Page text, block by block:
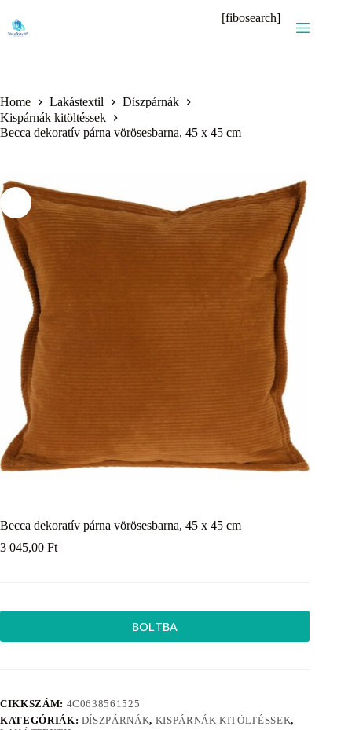
content
[fibosearch]
Home Lakástextil
Díszpárnák
Kispárnák kitöltéssek
Becca dekoratív párna vörösesbarna, 45 x 45 cm
Becca dekoratív párna vörösesbarna, 45 x 45 cm
3 045,00 Ft
BOLTBA
CIKKSZÁM: 4C0638561525
KATEGÓRIÁK: DÍSZPÁRNÁK, KISPÁRNÁK KITÖLTÉSSEK,